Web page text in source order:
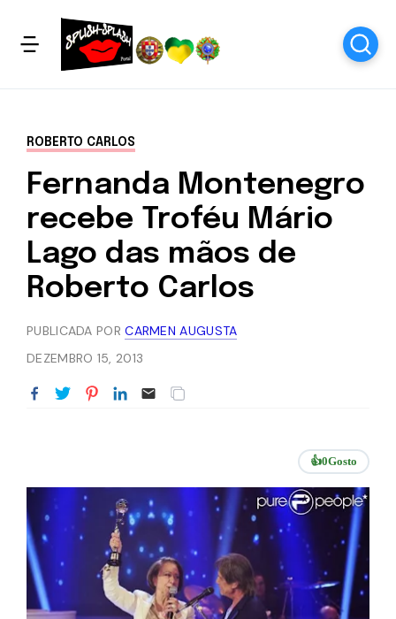
ROBERTO CARLOS
Fernanda Montenegro
recebe Troféu Mário
Lago das mãos de
Roberto Carlos
PUBLICADA PORCARMEN AUGUSTA
DEZEMBRO 15, 2013
👍0Gosto